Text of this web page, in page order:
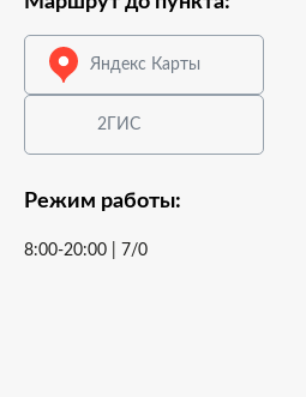
Яндекс Карты
2ГИС
Режим работы:
8:00-20:00 | 7/0